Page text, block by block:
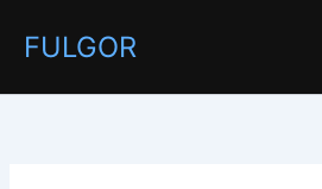
FULGOR